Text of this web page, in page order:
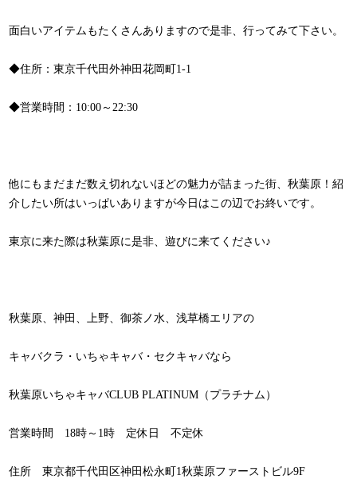
面白いアイテムもたくさんありますので是非、行ってみて下さい。
◆住所：東京千代田外神田花岡町1-1
◆営業時間：10:00～22:30
他にもまだまだ数え切れないほどの魅力が詰まった街、秋葉原！紹
介したい所はいっぱいありますが今日はこの辺でお終いです。
東京に来た際は秋葉原に是非、遊びに来てください♪
秋葉原、神田、上野、御茶ノ水、浅草橋エリアの
キャバクラ・いちゃキャバ・セクキャバなら
秋葉原いちゃキャバCLUB PLATINUM（プラチナム）
営業時間 18時～1時 定休日 不定休
住所 東京都千代田区神田松永町1秋葉原ファーストビル9F